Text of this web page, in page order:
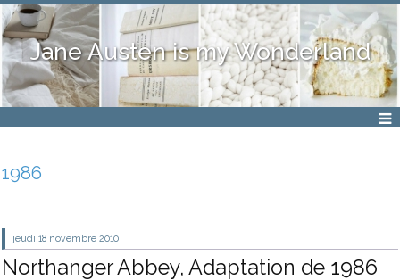
Jane Austen is my Wonderland
1986
jeudi 18 novembre 2010
Northanger Abbey, Adaptation de 1986